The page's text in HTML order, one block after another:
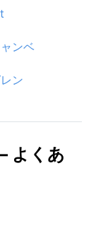
ンベ
ン
よくあ